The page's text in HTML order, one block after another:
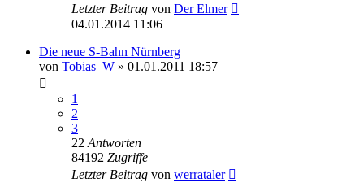
Letzter Beitrag von Der Elmer
04.01.2014 11:06
Die neue S-Bahn Nürnberg
von Tobias_W » 01.01.2011 18:57
1
2
3
22 Antworten
84192 Zugriffe
Letzter Beitrag von werrataler